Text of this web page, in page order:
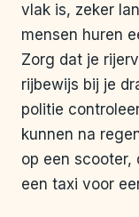
vlak is, zeker
mensen huren
Zorg dat je
rijbewijs bij je
politie
kunnen na
op een scooter,
een taxi voor